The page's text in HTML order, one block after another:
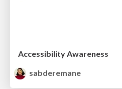
Accessibility Awareness
sabderemane